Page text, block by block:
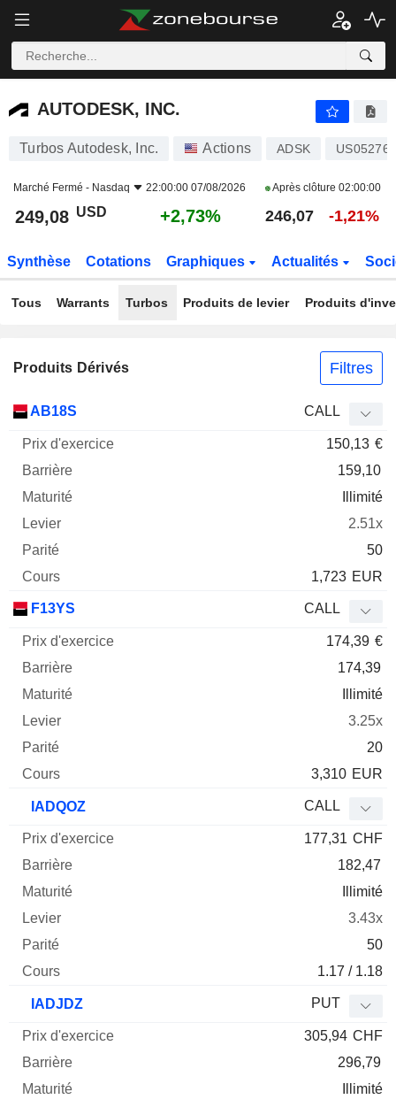
AUTODESK, INC.
AUTODESK, INC.
Turbos Autodesk, Inc. Actions ADSK
Marché Fermé - Nasdaq 22:00:00 07/08/2026 Après clôture 02:00:00
249,08 USD +2,73% 246,07 -1,21%
Synthèse Cotations Graphiques Actualités
Tous Warrants Turbos Produits de levier Produits
Produits Dérivés Filtres
Mnemo Type
AB18S CALL
150,13 €
159,10
Illimité
2.51x
50
1,723 EUR
F13YS CALL
174,39 €
174,39
Illimité
3.25x
20
3,310 EUR
IADQOZ CALL
177,31 CHF
182,47
Illimité
3.43x
50
1.17 / 1.18
IADJDZ PUT
305,94 CHF
296,79
Illimité